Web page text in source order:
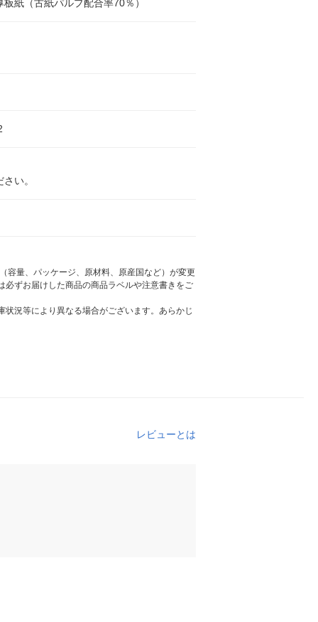
板紙（古紙パルプ配合率70％）
い。
容量、パッケージ、原材料、原産国など）が変更
ずお届けした商品の商品ラベルや注意書きをご
況等により異なる場合がございます。あらかじ
レビューとは